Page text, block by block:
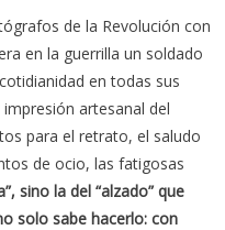
de la Revolución con
en la guerrilla un soldado
en todas sus
artesanal del
para el retrato, el saludo
de ocio, las fatigosas
sino la del “alzado” que
solo sabe hacerlo: con